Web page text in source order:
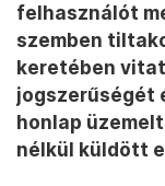
felhasználót
szemben
keretében
jogszerűségét
honlap
nélkül küldött